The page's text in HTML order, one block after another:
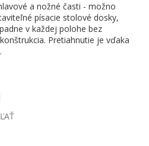
a nožné časti - možno
písacie stolové dosky,
v každej polohe bez
Pretiahnutie je vďaka